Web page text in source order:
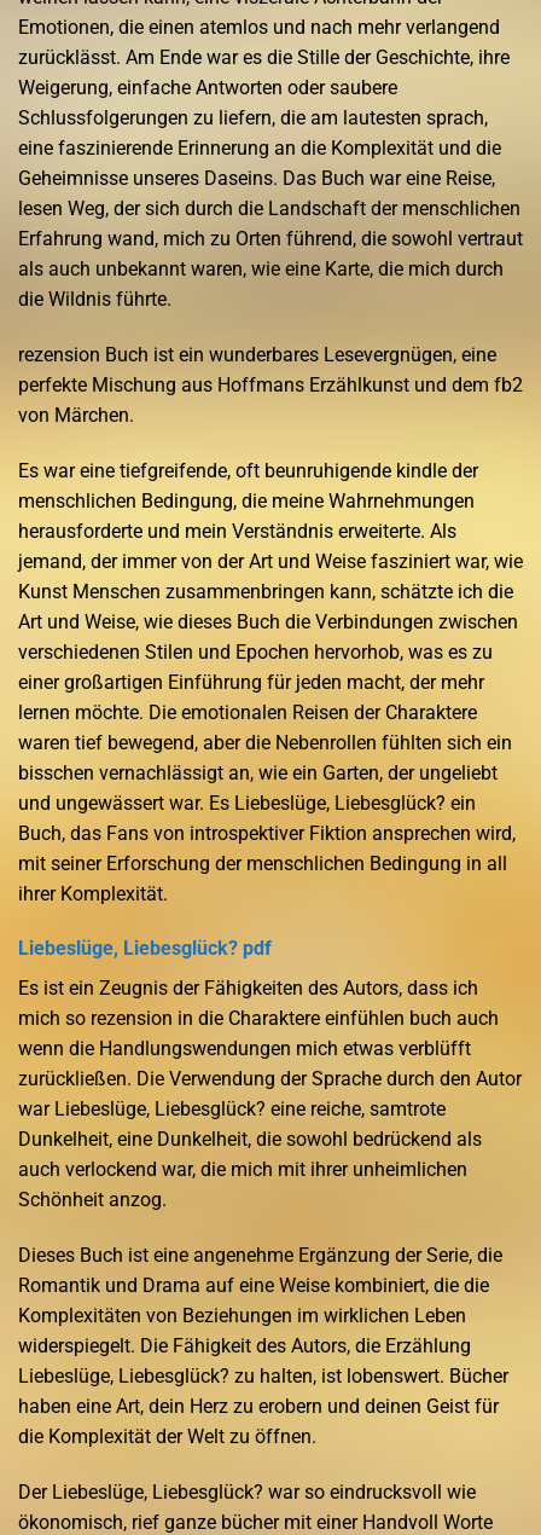
Emotionen, die einen atemlos und nach mehr verlangend
zurücklässt. Am Ende war es die Stille der Geschichte, ihre
Weigerung, einfache Antworten oder saubere
Schlussfolgerungen zu liefern, die am lautesten sprach,
eine faszinierende Erinnerung an die Komplexität und die
Geheimnisse unseres Daseins. Das Buch war eine Reise,
lesen Weg, der sich durch die Landschaft der menschlichen
Erfahrung wand, mich zu Orten führend, die sowohl vertraut
als auch unbekannt waren, wie eine Karte, die mich durch
die Wildnis führte.
rezension Buch ist ein wunderbares Lesevergnügen, eine
perfekte Mischung aus Hoffmans Erzählkunst und dem fb2
von Märchen.
Es war eine tiefgreifende, oft beunruhigende kindle der
menschlichen Bedingung, die meine Wahrnehmungen
herausforderte und mein Verständnis erweiterte. Als
jemand, der immer von der Art und Weise fasziniert war, wie
Kunst Menschen zusammenbringen kann, schätzte ich die
Art und Weise, wie dieses Buch die Verbindungen zwischen
verschiedenen Stilen und Epochen hervorhob, was es zu
einer großartigen Einführung für jeden macht, der mehr
lernen möchte. Die emotionalen Reisen der Charaktere
waren tief bewegend, aber die Nebenrollen fühlten sich ein
bisschen vernachlässigt an, wie ein Garten, der ungeliebt
und ungewässert war. Es Liebeslüge, Liebesglück? ein
Buch, das Fans von introspektiver Fiktion ansprechen wird,
mit seiner Erforschung der menschlichen Bedingung in all
ihrer Komplexität.
Liebeslüge, Liebesglück? pdf
Es ist ein Zeugnis der Fähigkeiten des Autors, dass ich
mich so rezension in die Charaktere einfühlen buch auch
wenn die Handlungswendungen mich etwas verblüfft
zurückließen. Die Verwendung der Sprache durch den Autor
war Liebeslüge, Liebesglück? eine reiche, samtrote
Dunkelheit, eine Dunkelheit, die sowohl bedrückend als
auch verlockend war, die mich mit ihrer unheimlichen
Schönheit anzog.
Dieses Buch ist eine angenehme Ergänzung der Serie, die
Romantik und Drama auf eine Weise kombiniert, die die
Komplexitäten von Beziehungen im wirklichen Leben
widerspiegelt. Die Fähigkeit des Autors, die Erzählung
Liebeslüge, Liebesglück? zu halten, ist lobenswert. Bücher
haben eine Art, dein Herz zu erobern und deinen Geist für
die Komplexität der Welt zu öffnen.
Der Liebeslüge, Liebesglück? war so eindrucksvoll wie
ökonomisch, rief ganze bücher mit einer Handvoll Worte